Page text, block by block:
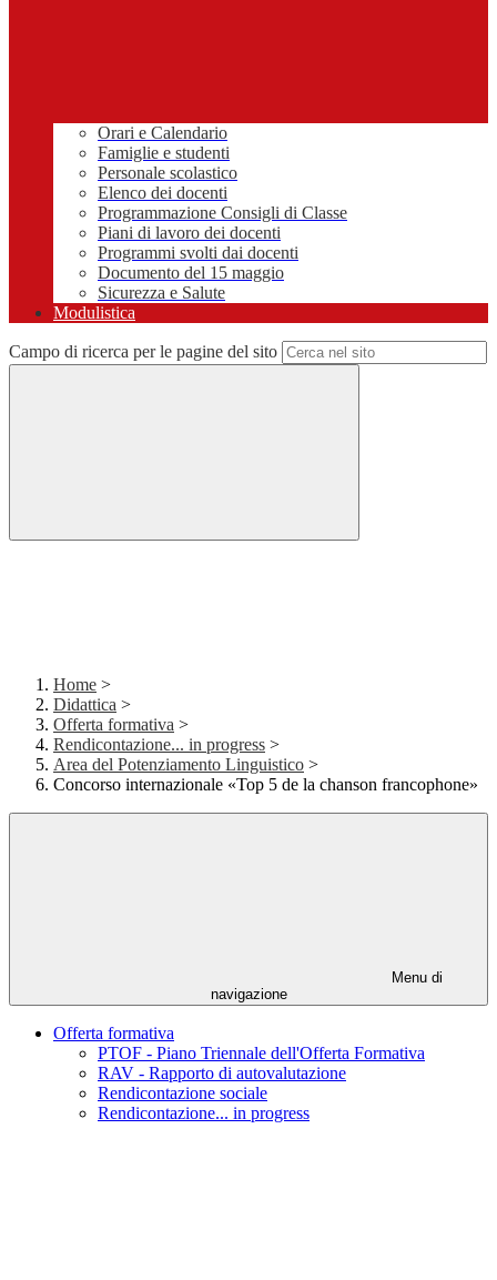
Orari e Calendario
Famiglie e studenti
Personale scolastico
Elenco dei docenti
Programmazione Consigli di Classe
Piani di lavoro dei docenti
Programmi svolti dai docenti
Documento del 15 maggio
Sicurezza e Salute
Modulistica
Campo di ricerca per le pagine del sito
Home >
Didattica >
Offerta formativa >
Rendicontazione... in progress >
Area del Potenziamento Linguistico >
Concorso internazionale «Top 5 de la chanson francophone»
Menu di
navigazione
Offerta formativa
PTOF - Piano Triennale dell'Offerta Formativa
RAV - Rapporto di autovalutazione
Rendicontazione sociale
Rendicontazione... in progress